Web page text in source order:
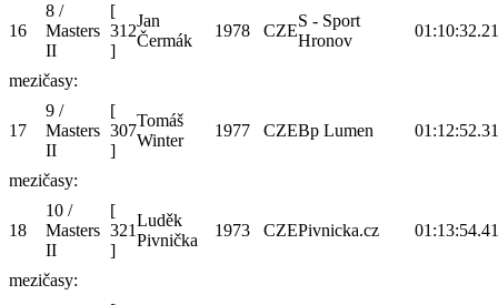
16
8 /
Masters
II
[
312
]
Jan
Čermák
1978 CZE
S - Sport
Hronov
01:10:32.2
mezičasy:
17
9 /
Masters
II
[
307
]
Tomáš
Winter
1977 CZEBp Lumen 01:12:52.3
mezičasy:
18
10 /
Masters
II
[
321
]
Luděk
Pivnička
1973 CZEPivnicka.cz 01:13:54.4
mezičasy: